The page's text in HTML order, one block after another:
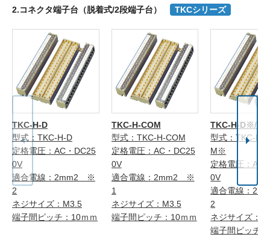
2.コネクタ端子台（脱着式/2段端子台） TKCシリーズ
TKC-H-D
型式：TKC-H-D
定格電圧：AC・DC25
0V
適合電線：2mm2 ※
2
ネジサイズ：M3.5
端子間ピッチ：10ｍｍ
TKC-H-COM
型式：TKC-H-COM
定格電圧：AC・DC25
0V
適合電線：2mm2 ※
1
ネジサイズ：M3.5
端子間ピッチ：10ｍｍ
TKC-H-D※/
型式：TKC-H-
M※
定格電圧：AC
0V
適合電線：
2
ネジサイズ：
端子間ピッチ